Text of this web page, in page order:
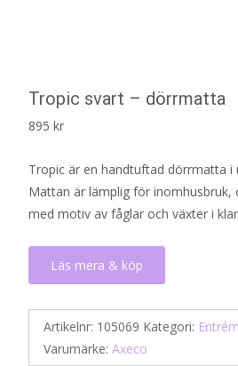
Tropic svart – dörrmatta
895 kr
Tropic är en handtuftad dörrmatta i
Mattan är lämplig för inomhusbruk,
med motiv av fåglar och växter i
Läs mera & köp
Artikelnr: 105069 Kategori:
Varumärke: Axeco